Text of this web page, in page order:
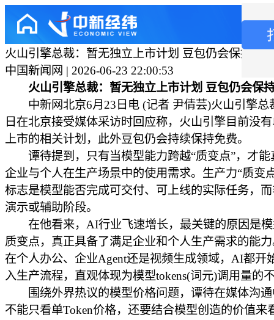
火山引擎总裁：暂无独立上市计划 豆包仍会保持免
中国新闻网 | 2026-06-23 22:00:53
火山引擎总裁：暂无独立上市计划 豆包仍会保
中新网北京6月23日电 (记者 尹倩芸)火山引擎总
日在北京接受媒体采访时回应称，火山引擎目前没
上市的相关计划，此外豆包仍会持续保持免费。
谭待提到，只有当模型能力跨越“质变点”，才能
企业与个人在生产场景中的使用需求。生产力“质变
标志是模型能否完成可交付、可上线的实际任务，
演示或辅助阶段。
在他看来，AI行业飞速增长，最关键的原因是模
质变点，真正具备了满足企业和个人生产需求的能
在个人办公、企业Agent还是视频生成领域，AI都开
入生产流程，直观体现为模型tokens(词元)调用量的
围绕外界热议的模型价格问题，谭待在媒体沟通
不能只看单Token价格，还要结合模型创造的价值来